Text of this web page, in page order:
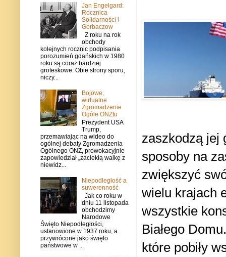
zaszkodzą jej
sposoby na
zwiększyć
wielu krajach
wszystkie
Białego
które pobiły
Jan Engelgard:
Rocznica
Solidarności i
Gorbaczow
Z roku na rok
obchody
kolejnych rocznic podpisania
porozumień gdańskich w 1980
roku są coraz bardziej
groteskowe. Obie strony sporu,
niczy...
Bojowe,
wirtualne
Zgromadzenie
Ogóle ONZtu
Prezydent USA
Trump,
przemawiając na wideo do
ogólnej debaty Zgromadzenia
Ogólnego ONZ, prowokacyjnie
zapowiedział „zaciekłą walkę z
niewidz...
Niepodległość a
suwerenność
Jak co roku w
dniu 11 listopada
obchodzimy
Narodowe
Święto Niepodległości,
ustanowione w 1937 roku, a
przywrócone jako święto
państwowe w ...